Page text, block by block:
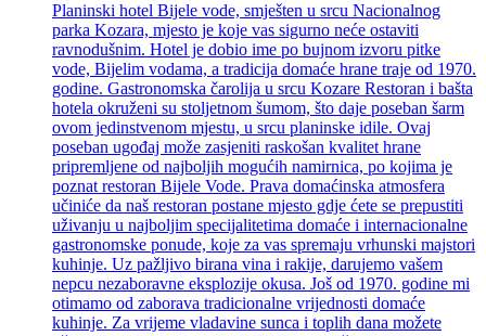
Planinski hotel Bijele vode, smješten u srcu Nacionalnog
parka Kozara, mjesto je koje vas sigurno neće ostaviti
ravnodušnim. Hotel je dobio ime po bujnom izvoru pitke
vode, Bijelim vodama, a tradicija domaće hrane traje od 1970.
godine. Gastronomska čarolija u srcu Kozare Restoran i bašta
hotela okruženi su stoljetnom šumom, što daje poseban šarm
ovom jedinstvenom mjestu, u srcu planinske idile. Ovaj
poseban ugođaj može zasjeniti raskošan kvalitet hrane
pripremljene od najboljih mogućih namirnica, po kojima je
poznat restoran Bijele Vode. Prava domaćinska atmosfera
učiniće da naš restoran postane mjesto gdje ćete se prepustiti
uživanju u najboljim specijalitetima domaće i internacionalne
gastronomske ponude, koje za vas spremaju vrhunski majstori
kuhinje. Uz pažljivo birana vina i rakije, darujemo vašem
nepcu nezaboravne eksplozije okusa. Još od 1970. godine mi
otimamo od zaborava tradicionalne vrijednosti domaće
kuhinje. Za vrijeme vladavine sunca i toplih dana možete